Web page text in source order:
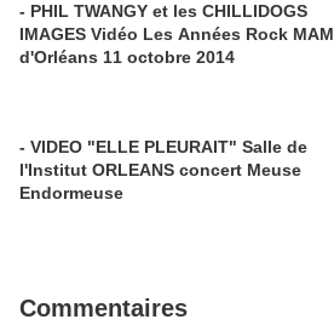
- PHIL TWANGY et les CHILLIDOGS
IMAGES Vidéo Les Années Rock MAM
d'Orléans 11 octobre 2014
- VIDEO "ELLE PLEURAIT" Salle de
l'Institut ORLEANS concert Meuse
Endormeuse
Commentaires